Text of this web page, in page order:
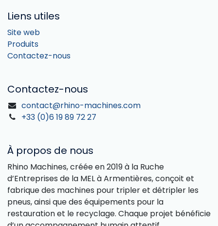
Liens utiles
Site web
Produits
Contactez-nous
Contactez-nous
contact@rhino-machines.com
+33 (0)6 19 89 72 27
À propos de nous
Rhino Machines, créée en 2019 à la Ruche
d’Entreprises de la MEL à Armentières, conçoit et
fabrique des machines pour tripler et détripler les
pneus, ainsi que des équipements pour la
restauration et le recyclage. Chaque projet bénéficie